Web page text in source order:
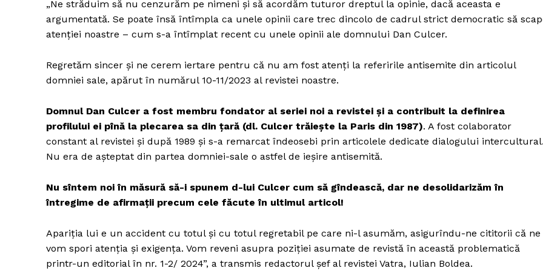
„Ne străduim să nu cenzurăm pe nimeni și să acordăm tuturor dreptul la opinie, dacă aceasta e
argumentată. Se poate însă întîmpla ca unele opinii care trec dincolo de cadrul strict democratic să
atenției noastre – cum s-a întîmplat recent cu unele opinii ale domnului Dan Culcer.
Regretăm sincer și ne cerem iertare pentru că nu am fost atenți la referirile antisemite din articolul
domniei sale, apărut în numărul 10-11/2023 al revistei noastre.
Domnul Dan Culcer a fost membru fondator al seriei noi a revistei și a contribuit la definirea
profilului ei pînă la plecarea sa din țară (dl. Culcer trăieşte la Paris din 1987). A fost colaborator
constant al revistei și după 1989 și s-a remarcat îndeosebi prin articolele dedicate dialogului
Nu era de așteptat din partea domniei-sale o astfel de ieșire antisemită.
Nu sîntem noi în măsură să-i spunem d-lui Culcer cum să gîndească, dar ne desolidarizăm în
întregime de afirmaţii precum cele făcute în ultimul articol!
Apariția lui e un accident cu totul şi cu totul regretabil pe care ni-l asumăm, asigurîndu-ne cititorii că ne
vom spori atenția și exigența. Vom reveni asupra poziției asumate de revistă în această problematică
printr-un editorial în nr. 1-2/ 2024”, a transmis redactorul șef al revistei Vatra, Iulian Boldea.